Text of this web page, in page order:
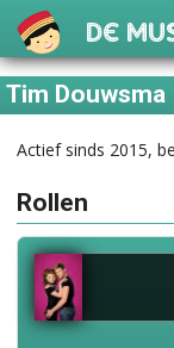
De
Tim Douwsma
Actief sinds 2015,
Rollen